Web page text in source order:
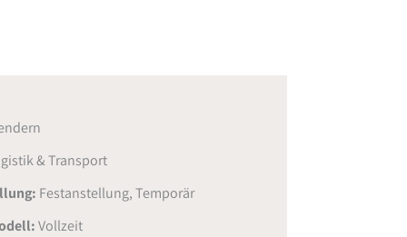
& Transport
Festanstellung,Temporär
Vollzeit